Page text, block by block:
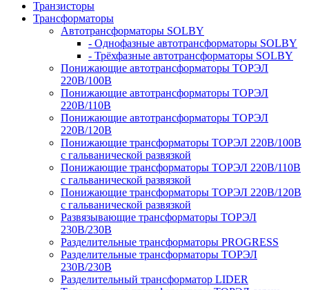
Транзисторы
Трансформаторы
Автотрансформаторы SOLBY
- Однофазные автотрансформаторы SOLBY
- Трёхфазные автотрансформаторы SOLBY
Понижающие автотрансформаторы ТОРЭЛ
220В/100В
Понижающие автотрансформаторы ТОРЭЛ
220В/110В
Понижающие автотрансформаторы ТОРЭЛ
220В/120В
Понижающие трансформаторы ТОРЭЛ 220В/100В
с гальванической развязкой
Понижающие трансформаторы ТОРЭЛ 220В/110В
с гальванической развязкой
Понижающие трансформаторы ТОРЭЛ 220В/120В
с гальванической развязкой
Развязывающие трансформаторы ТОРЭЛ
230В/230В
Разделительные трансформаторы PROGRESS
Разделительные трансформаторы ТОРЭЛ
230В/230В
Разделительный трансформатор LIDER